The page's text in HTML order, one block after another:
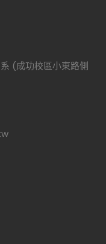
(成功校區小東路側